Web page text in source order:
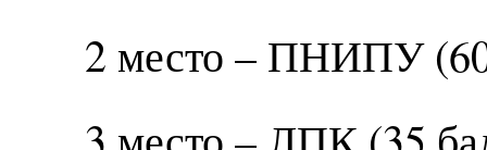
2 место – ПНИПУ